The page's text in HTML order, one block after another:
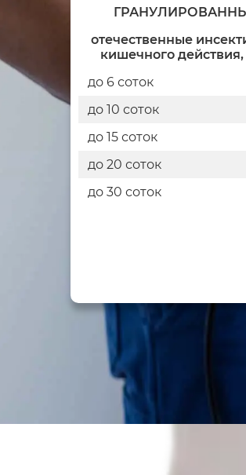
отечественные
кишечного
до 6 соток
до 10 соток
до 15 соток
до 20 соток
до 30 соток